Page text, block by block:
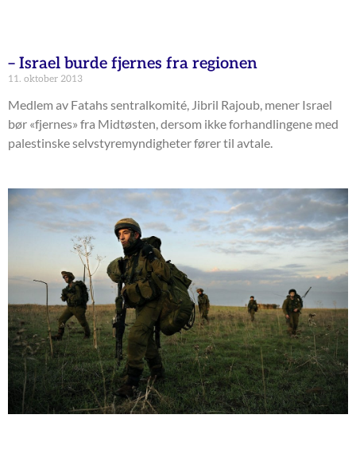
– Israel burde fjernes fra regionen
11. oktober 2013
Medlem av Fatahs sentralkomité, Jibril Rajoub, mener Israel
bør «fjernes» fra Midtøsten, dersom ikke forhandlingene med
palestinske selvstyremyndigheter fører til avtale.